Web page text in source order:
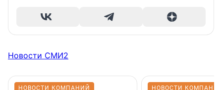
Новости СМИ2
НОВОСТИ КОМПАНИЙ НОВОСТИ